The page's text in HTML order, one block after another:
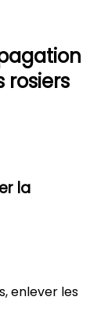
rosiers
la
enlever les